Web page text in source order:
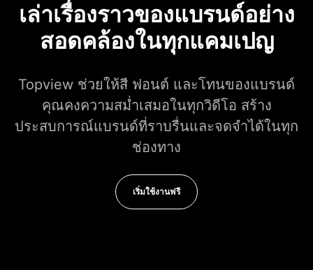
เล่าเรื่องราวของแบรนด์อย่าง
สอดคล้องในทุกแคมเปญ
Topview ช่วยให้สี ฟอนต์ และโทนของแบรนด์
คุณคงความสม่ำเสมอในทุกวิดีโอ สร้าง
ประสบการณ์แบรนด์ที่ราบรื่นและจดจำได้ในทุก
ช่องทาง
เริ่มใช้งานฟรี